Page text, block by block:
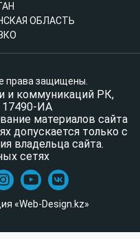
ОБЛАСТЬ
права защищены.
и коммуникаций РК,
17490-ИА
материалов сайта
допускается только с
владельца сайта.
сетях
«Web-Design.kz»